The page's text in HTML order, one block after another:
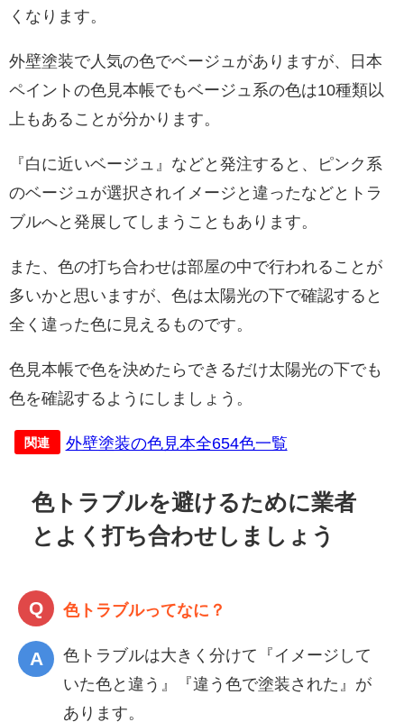
くなります。
外壁塗装で人気の色でベージュがありますが、日本
ペイントの色見本帳でもベージュ系の色は10種類以
上もあることが分かります。
『白に近いベージュ』などと発注すると、ピンク系
のベージュが選択されイメージと違ったなどとトラ
ブルへと発展してしまうこともあります。
また、色の打ち合わせは部屋の中で行われることが
多いかと思いますが、色は太陽光の下で確認すると
全く違った色に見えるものです。
色見本帳で色を決めたらできるだけ太陽光の下でも
色を確認するようにしましょう。
関連 外壁塗装の色見本全654色一覧
色トラブルを避けるために業者
とよく打ち合わせしましょう
色トラブルってなに？
色トラブルは大きく分けて『イメージして
いた色と違う』『違う色で塗装された』が
あります。